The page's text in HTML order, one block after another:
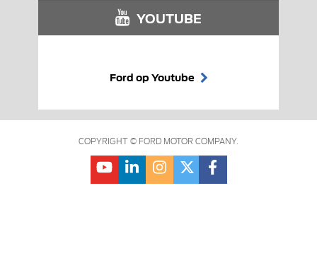
YOUTUBE
Ford op Youtube
COPYRIGHT © FORD MOTOR COMPANY.